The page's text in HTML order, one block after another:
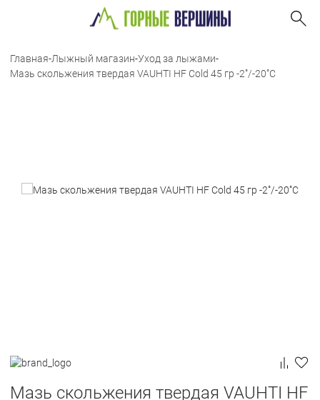
Главная-Лыжный магазин-Уход за лыжами-
Мазь скольжения твердая VAUHTI HF Cold 45 гр -2˚/-20˚С
Мазь скольжения твердая VAUHTI HF